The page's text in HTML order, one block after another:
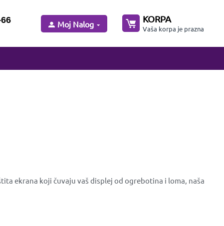
Moj Nalog KORPA
Vaša korpa je prazna
ekrana koji čuvaju vaš displej od ogrebotina i loma, naša